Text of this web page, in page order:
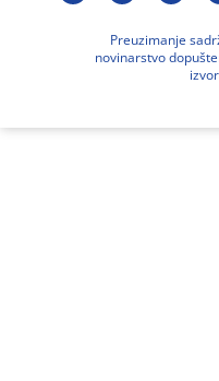
Preuzimanje
novinarstvo